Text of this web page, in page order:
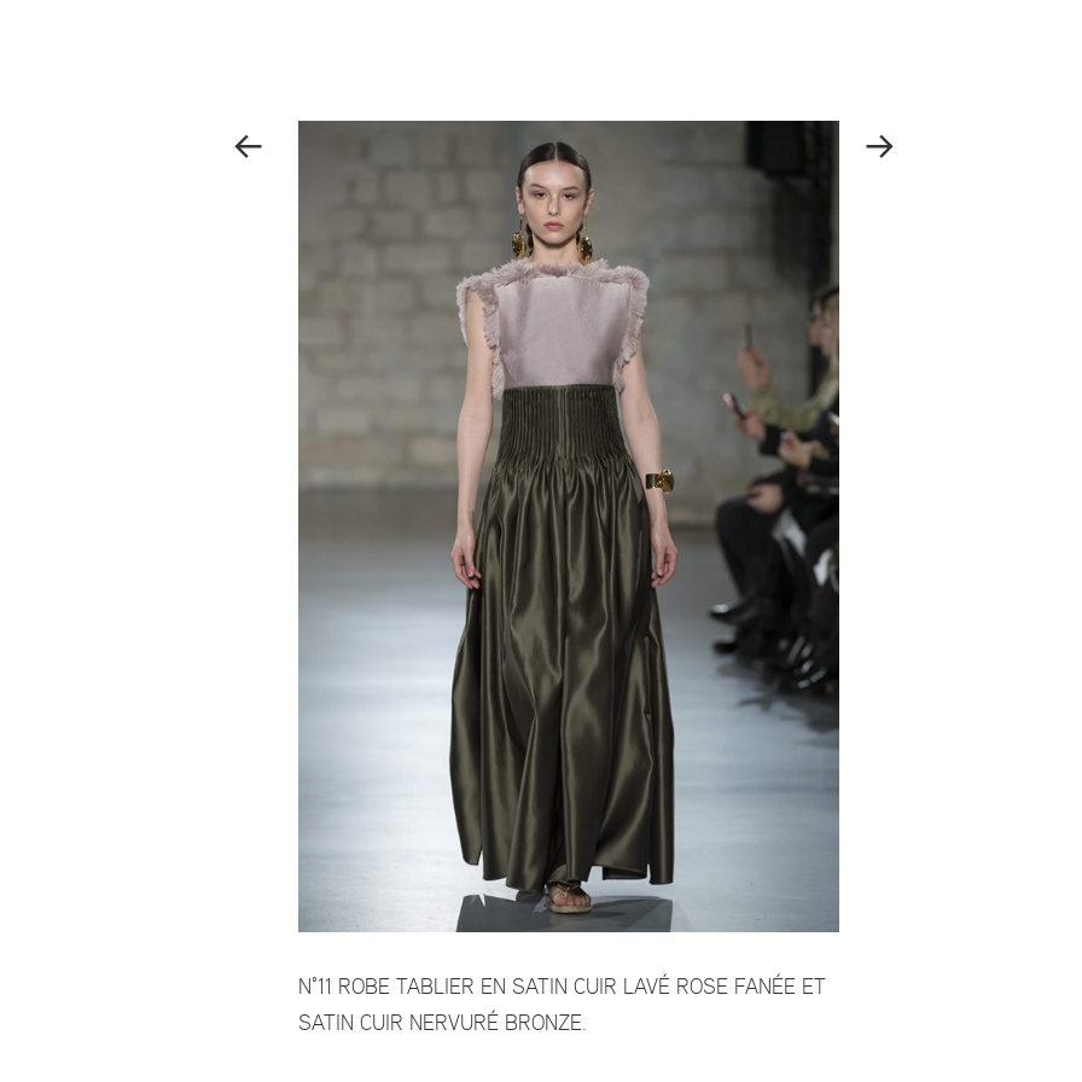
N°11 ROBE TABLIER EN SATIN CUIR LAVÉ ROSE FANÉE ET
SATIN CUIR NERVURÉ BRONZE.